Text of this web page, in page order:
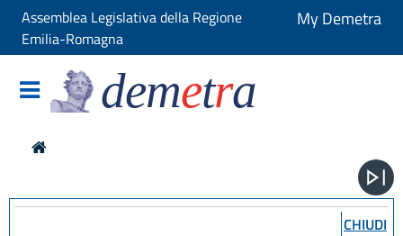
Assemblea Legislativa della Regione
Emilia-Romagna
My Demetra
demetra
CHIUDI